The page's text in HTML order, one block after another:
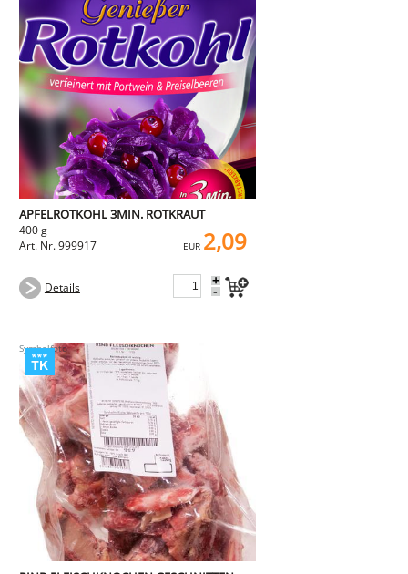
APFELROTKOHL 3MIN. ROTKRAUT
400 g
Art. Nr. 999917
EUR 2,09
Details +
-